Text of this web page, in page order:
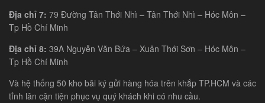
Địa chỉ 7: 79 Đường Tân Thới Nhì – Tân Thới Nhì – Hóc Môn –
Tp Hồ Chí Minh
Địa chỉ 8: 39A Nguyễn Văn Bứa – Xuân Thới Sơn – Hóc Môn –
Tp Hồ Chí Minh
Và hệ thống 50 kho bãi ký gửi hàng hóa trên khắp TP.HCM và các
tỉnh lân cận tiện phục vụ quý khách khi có nhu cầu.